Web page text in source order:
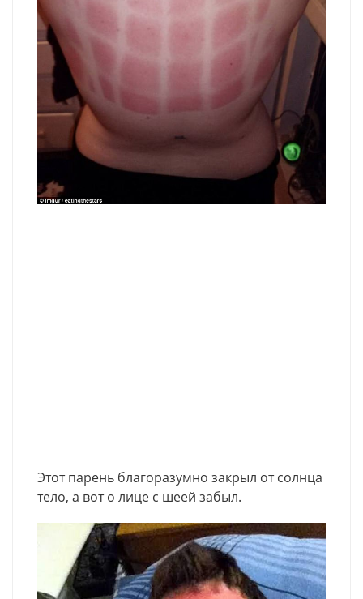
Этот парень благоразумно закрыл от солнца
тело, а вот о лице с шеей забыл.